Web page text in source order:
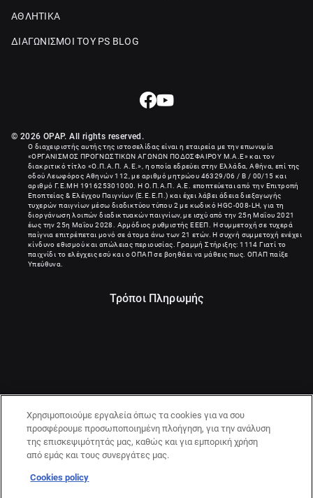
ΑΘΛΗΤΙΚΑ
ΔΙΑΓΩΝΙΣΜΟΙ ΤΟΥ PS BLOG
© 2026 OPAP. All rights reserved.
Ο διαχειριστής αυτής της ιστοσελίδας είναι η εταιρεία με την επωνυμία
«ΟΡΓΑΝΙΣΜΟΣ ΠΡΟΓΝΩΣΤΙΚΩΝ ΑΓΩΝΩΝ ΠΟΔΟΣΦΑΙΡΟΥ Μ.Α.Ε» και τον
διακριτικό τίτλο «Ο.Π.Α.Π. Α.Ε.», η οποία εδρεύει στην Ελλάδα, Αθήνα, επί της
οδού Λεωφόρος Αθηνών 112, με αριθμό μητρώου 46329/06 / B / 00/15 και
αριθμό Γ.Ε.ΜΗ 191625301000
. Η Ο.Π.Α.Π. Α.Ε. εποπτεύεται από την Επιτροπή
Εποπτείας & Ελέγχου Παιγνίων (Ε.Ε.Ε.Π.) και έχει λάβει άδεια διεξαγωγής
τυχερών παιγνίων μέσω διαδικτύου τύπου 2 με κωδικό HGC-008-LH, για τη
διοργάνωση λοιπών διαδικτυακών παιγνίων, με ισχύ από την 25η Μαΐου 2021
έως την 25η Μαΐου 2028. Αρμόδιος ρυθμιστής ΕΕΕΠ. Η συμμετοχή σε τυχερά
παίγνια επιτρέπεται μονό σε άτομα άνω των 21 ετών. Η συχνή συμμετοχή ενέχει
κίνδυνο εθισμού και απώλειας περιουσίας. Γραμμή Στήριξης: 1114 Γιατί το
παιχνίδι το ελέγχεις εσύ και ο ΟΠΑΠ σε βοηθάει να μάθεις πως. ΟΠΑΠ παίξε
Υπεύθυνα.
Τρόποι Πληρωμής
Χρησιμοποιούμε εργαλεία όπως τα cookies για να σου
προσφέρουμε προσωποποιημένη πλοήγηση, για την ανάλυση
της επισκεψιμότητάς μας, καθώς και για εμπορική χρήση
από εμάς και τους συνεργάτες μας.
Cookies policy